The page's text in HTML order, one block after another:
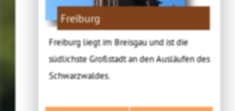
Freiburg
Freiburg liegt im Breisgau und ist die
südlichste Großstadt an den Ausläufen des
Schwarzwaldes.